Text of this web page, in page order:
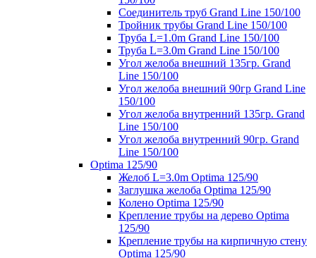
Соединитель труб Grand Line 150/100
Тройник трубы Grand Line 150/100
Труба L=1.0m Grand Line 150/100
Труба L=3.0m Grand Line 150/100
Угол желоба внешний 135гр. Grand
Line 150/100
Угол желоба внешний 90гр Grand Line
150/100
Угол желоба внутренний 135гр. Grand
Line 150/100
Угол желоба внутренний 90гр. Grand
Line 150/100
Optima 125/90
Желоб L=3.0m Optima 125/90
Заглушка желоба Optima 125/90
Колено Optima 125/90
Крепление трубы на дерево Optima
125/90
Крепление трубы на кирпичную стену
Optima 125/90